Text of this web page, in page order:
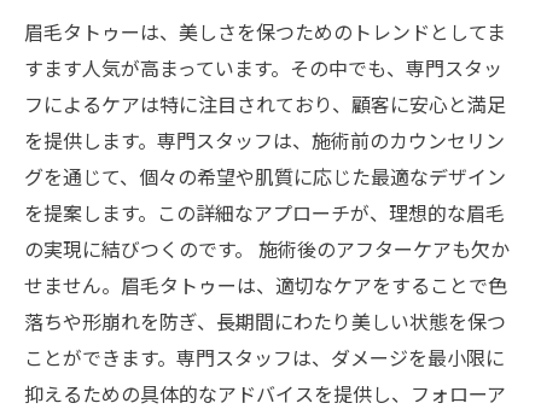
れよう
まとめ：専門スタッフのサポートで眉毛を美し
く保つ方法
眉毛タトゥーは、美しさを保つためのトレンドとしてま
すます人気が高まっています。その中でも、専門スタッ
フによるケアは特に注目されており、顧客に安心と満足
を提供します。専門スタッフは、施術前のカウンセリン
グを通じて、個々の希望や肌質に応じた最適なデザイン
を提案します。この詳細なアプローチが、理想的な眉毛
の実現に結びつくのです。 施術後のアフターケアも欠か
せません。眉毛タトゥーは、適切なケアをすることで色
落ちや形崩れを防ぎ、長期間にわたり美しい状態を保つ
ことができます。専門スタッフは、ダメージを最小限に
抑えるための具体的なアドバイスを提供し、フォローア